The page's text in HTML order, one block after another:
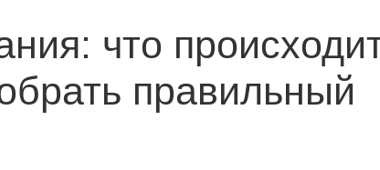
что
правильный